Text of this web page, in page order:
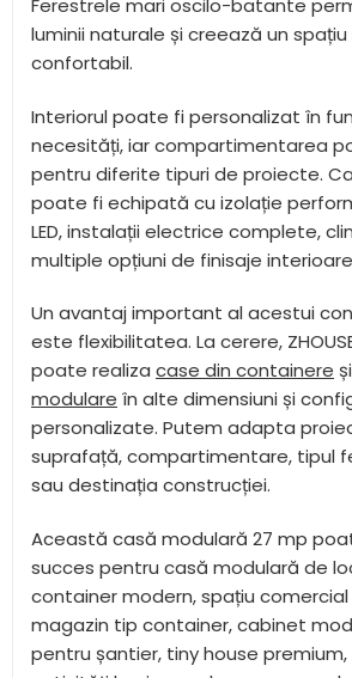
Ferestrele mari oscilo-batante
luminii naturale și creează un
confortabil.
Interiorul poate fi personalizat în
necesități, iar compartimentarea
pentru diferite tipuri de proiecte.
poate fi echipată cu izolație
LED, instalații electrice complete,
multiple opțiuni de finisaje
Un avantaj important al acestui
este flexibilitatea. La cerere,
poate realiza case din containere și
modulare în alte dimensiuni și
personalizate. Putem adapta
suprafață, compartimentare, tipul
sau destinația construcției.
Această casă modulară 27 mp
succes pentru casă modulară de
container modern, spațiu
magazin tip container, cabinet
pentru șantier, tiny house